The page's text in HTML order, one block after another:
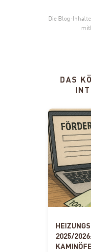
Die Blog-
DAS
2025/